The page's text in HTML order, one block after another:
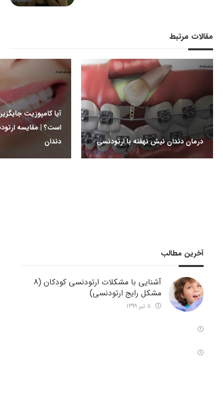
مقالات مرتبط
درمان دندان نیش نهفته با ارتودنسی
آیا کامپوزیت
است؟ | مقایسه
دندان
آخرین مطالب
آشنایی با مشکلات ارتودنسی کودکان (8
مشکل رایج ارتودنسی)